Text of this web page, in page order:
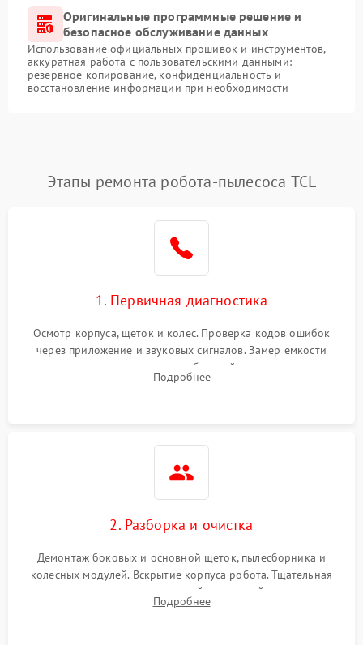
Оригинальные программные решение и
безопасное обслуживание данных
Использование официальных прошивок и инструментов,
аккуратная работа с пользовательскими данными:
резервное копирование, конфиденциальность и
восстановление информации при необходимости
Этапы ремонта робота-пылесоса TCL
1. Первичная диагностика
Осмотр корпуса, щеток и колес. Проверка кодов ошибок
через приложение и звуковых сигналов. Замер емкости
аккумулятора и тестирование базовой станции зарядки.
Оценка работы лидара, бампера и датчиков падения для
Подробнее
2. Разборка и очистка
Демонтаж боковых и основной щеток, пылесборника и
колесных модулей. Вскрытие корпуса робота. Тщательная
очистка внутренних полостей, шестерней и плат от
скопившейся пыли, волос и шерсти животных с
Подробнее